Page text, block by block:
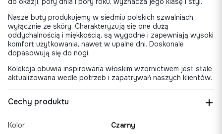
Nasze buty produkujemy w siedmiu polskich szwalniach,
wyłącznie ze skóry. Charakteryzują się one dużą
oddychalnością i miękkością, są wygodne i zapewniają wysoki
komfort użytkowania, nawet w upalne dni. Doskonale
dopasowują się do nogi.
Kolekcja obuwia inspirowana włoskim wzornictwem jest stale
aktualizowana wedle potrzeb i zapatrywań naszych klientów.
Cechy produktu
Kolor Czarny